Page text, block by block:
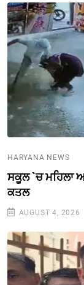
HARYANA NEWS
ਸਕੂਲ `ਚ ਮਹਿਲਾ
ਕਤਲ
AUGUST 4, 2026